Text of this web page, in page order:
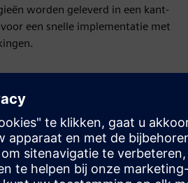
worden geleverd in een kant-
een snelle implementatie met
met ultralichte